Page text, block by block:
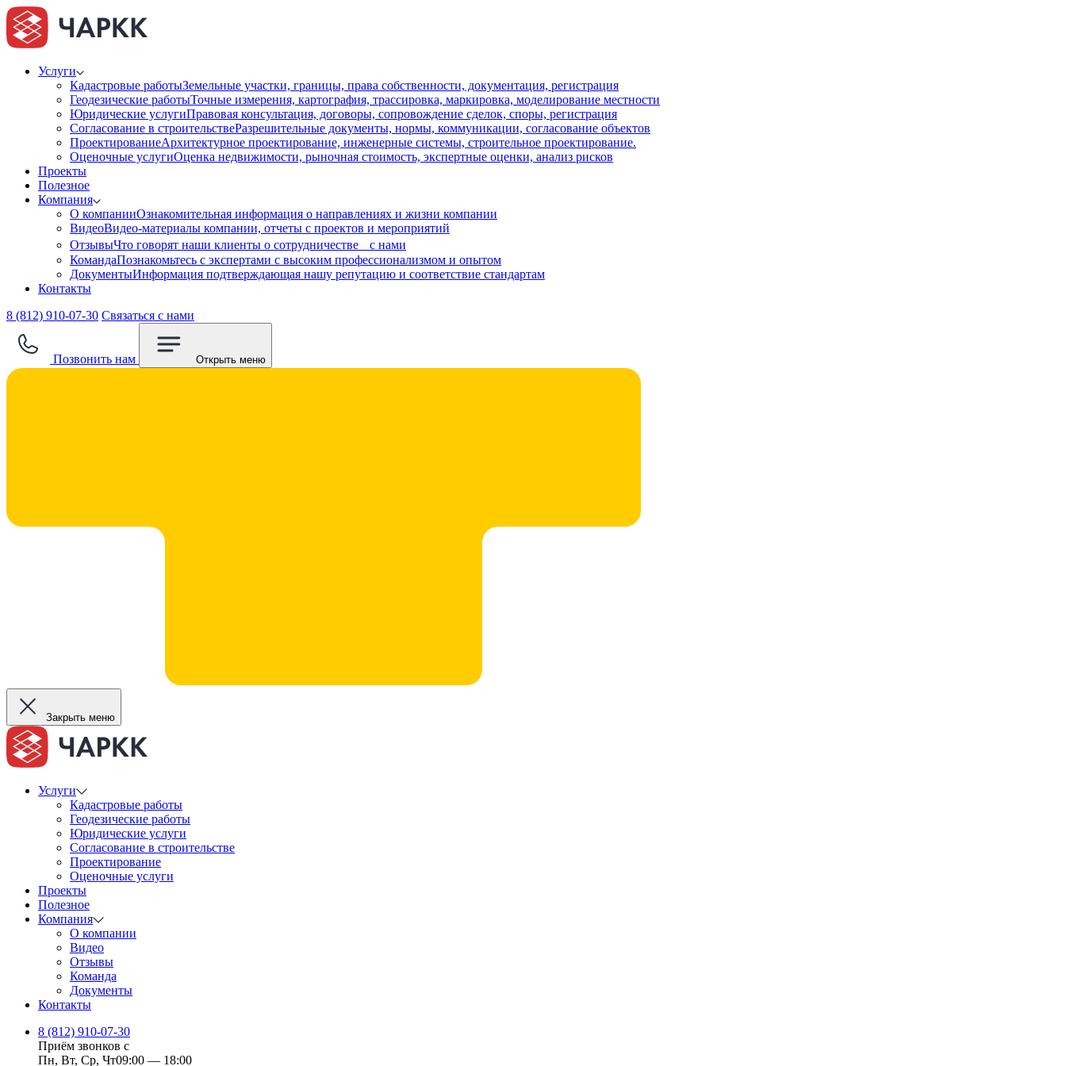
Услуги
Кадастровые работыЗемельные участки, границы, права собственности, документация, регистрация
Геодезические работыТочные измерения, картография, трассировка, маркировка, моделирование местности
Юридические услугиПравовая консультация, договоры, сопровождение сделок, споры, регистрация
Согласование в строительствеРазрешительные документы, нормы, коммуникации, согласование объектов
ПроектированиеАрхитектурное проектирование, инженерные системы, строительное проектирование.
Оценочные услугиОценка недвижимости, рыночная стоимость, экспертные оценки, анализ рисков
Проекты
Полезное
Компания
О компанииОзнакомительная информация о направлениях и жизни компании
ВидеоВидео-материалы компании, отчеты с проектов и мероприятий
ОтзывыЧто говорят наши клиенты о сотрудничестве с нами
КомандаПознакомьтесь с экспертами с высоким профессионализмом и опытом
ДокументыИнформация подтверждающая нашу репутацию и соответствие стандартам
Контакты
8 (812) 910-07-30 Связаться с нами
Позвонить нам Открыть меню
Закрыть меню
Услуги
Кадастровые работы
Геодезические работы
Юридические услуги
Согласование в строительстве
Проектирование
Оценочные услуги
Проекты
Полезное
Компания
О компании
Видео
Отзывы
Команда
Документы
Контакты
8 (812) 910-07-30
Приём звонков с
Пн, Вт, Ср, Чт09:00 — 18:00